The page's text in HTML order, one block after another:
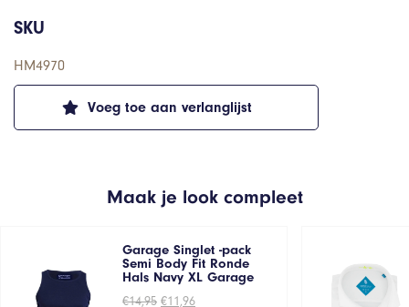
Voeg toe aan verlanglijst
SKU
HM4970
Maak je look compleet
Garage Singlet -pack
Semi Body Fit Ronde
Hals Navy XL Garage
€14,95 Oorspronkelijke
€11,96Huidige